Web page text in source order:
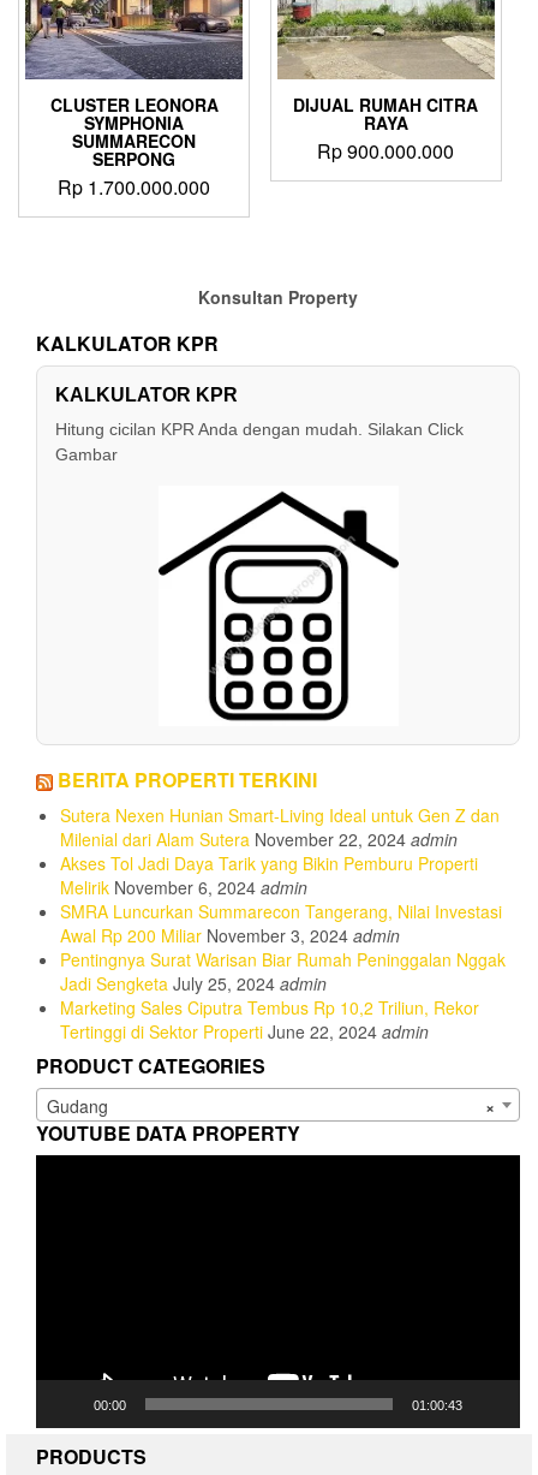
CLUSTER LEONORA
SYMPHONIA
SUMMARECON
SERPONG
Rp 1.700.000.000
DIJUAL RUMAH CITRA
RAYA
Rp900.000.000
Konsultan Property
KALKULATOR KPR
KALKULATOR KPR
Hitung cicilan KPR Anda dengan mudah. Silakan Click
Gambar
BERITA PROPERTI TERKINI
Sutera Nexen Hunian Smart-Living Ideal untuk Gen Z dan
Milenial dari Alam Sutera November 22, 2024 admin
Akses Tol Jadi Daya Tarik yang Bikin Pemburu Properti
Melirik November 6, 2024 admin
SMRA Luncurkan Summarecon Tangerang, Nilai Investasi
Awal Rp 200 Miliar November 3, 2024 admin
Pentingnya Surat Warisan Biar Rumah Peninggalan Nggak
Jadi Sengketa July 25, 2024 admin
Marketing Sales Ciputra Tembus Rp 10,2 Triliun, Rekor
Tertinggi di Sektor Properti June 22, 2024 admin
PRODUCT CATEGORIES
×
Gudang
YOUTUBE DATA PROPERTY
00:00 01:00:43
PRODUCTS